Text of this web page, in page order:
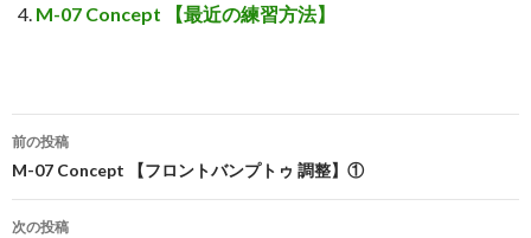
M-07 Concept 【最近の練習方法】
投
稿
前の投稿
M-07 Concept 【フロントバンプトゥ 調整】①
次の投稿